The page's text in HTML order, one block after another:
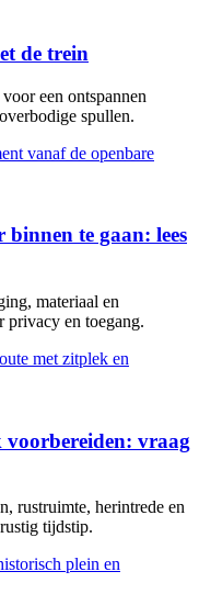
de trein
een ontspannen
spullen.
te gaan: lees
materiaal en
privacy en toegang.
voorbereiden: vraag
rustruimte, herintrede en
tijdstip.